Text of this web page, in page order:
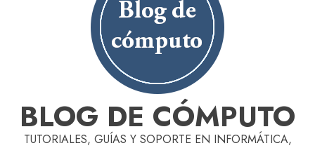
BLOG DE CÓMPUTO
TUTORIALES, GUÍAS Y SOPORTE EN INFORMÁTICA,